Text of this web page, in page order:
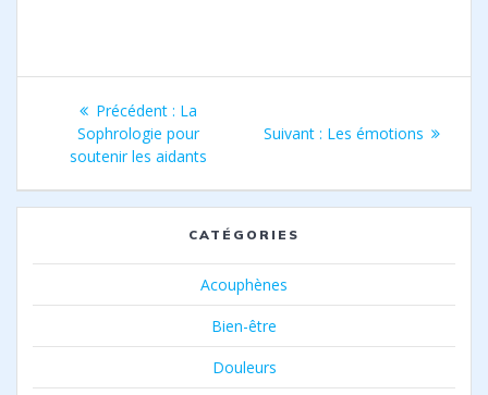
Navigation
l’article
Précédent : Article
précédent
:
La
Sophrologie pour
soutenir les aidants
Suivant : Article
Les émotions
CATÉGORIES
Acouphènes
Bien-être
Douleurs